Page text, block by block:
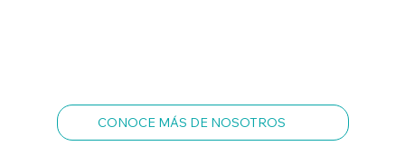
CONOCE MÁS DE NOSOTROS